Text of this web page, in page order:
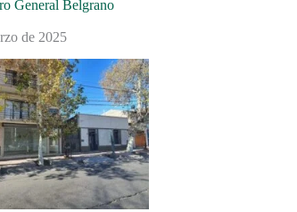
General Belgrano
de 2025